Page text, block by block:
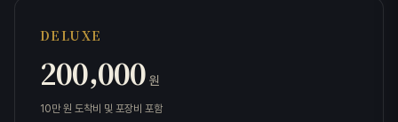
DELUXE
200,000 원
10만 원 도착비 및 포장비 포함